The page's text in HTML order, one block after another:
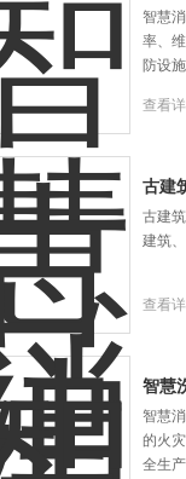
智慧
率、
防设
查看
古建
古建
建筑
查看
智慧
智慧
的火
全生